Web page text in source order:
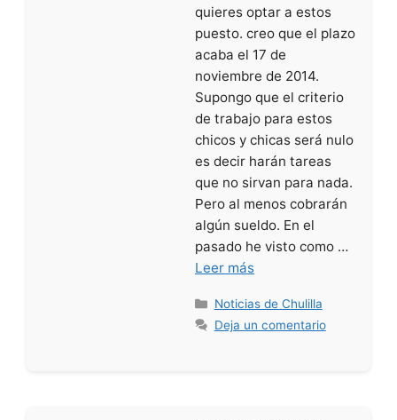
quieres optar a estos
puesto. creo que el plazo
acaba el 17 de
noviembre de 2014.
Supongo que el criterio
de trabajo para estos
chicos y chicas será nulo
es decir harán tareas
que no sirvan para nada.
Pero al menos cobrarán
algún sueldo. En el
pasado he visto como …
Leer más
Categorías
Noticias de Chulilla
Deja un comentario